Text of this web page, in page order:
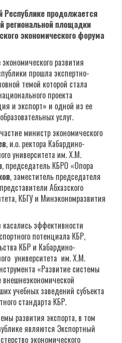
Республике продолжается
региональной площадки
экономического форума
развития
прошла экспертно-
темой которой стала
проекта
и экспорт» и одной из ее
услуг.
министр экономического
, и.о. ректора Кабардино-
университета им. Х.М.
, председатель КБРО «Опора
, заместитель председателя
Абхазского
КБГУ и Минэкономразвития
эффективности
потенциала КБР,
КБР и Кабардино-
университета им. Х.М.
«Развитие системы
внешнеэкономической
учебных заведений субъекта
стандарта КБР.
развития экспорта, в том
являются Экспортный
экономического